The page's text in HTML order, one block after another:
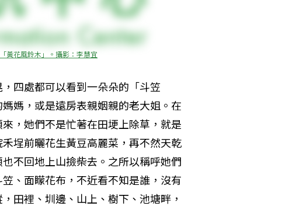
黃花風鈴木」。攝影：李慧宜
四處都可以看到一朵朵的「斗笠
媽，或是遠房表親姻親的老大姐。在
，她們不是忙著在田埂上除草，就是
埕前曬花生黃豆高麗菜，再不然天乾
不回地上山撿柴去。之所以稱呼她們
、面矇花布，不近看不知是誰，沒有
田裡、圳邊、山上、樹下、池塘畔，